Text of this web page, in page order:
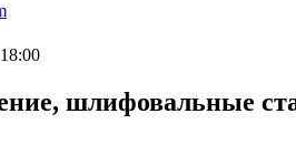
шлифовальные